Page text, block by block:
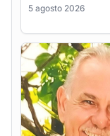
5 agosto 2026